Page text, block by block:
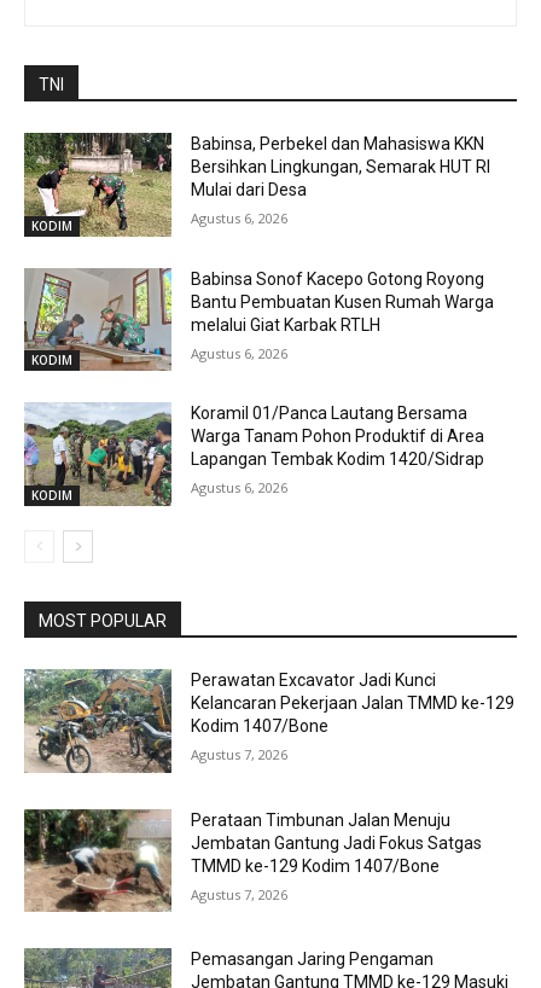
TNI
KODIM
Babinsa, Perbekel dan Mahasiswa KKN
Bersihkan Lingkungan, Semarak HUT RI
Mulai dari Desa
Agustus 6, 2026
KODIM
Babinsa Sonof Kacepo Gotong Royong
Bantu Pembuatan Kusen Rumah Warga
melalui Giat Karbak RTLH
Agustus 6, 2026
KODIM
Koramil 01/Panca Lautang Bersama
Warga Tanam Pohon Produktif di Area
Lapangan Tembak Kodim 1420/Sidrap
Agustus 6, 2026
MOST POPULAR
Perawatan Excavator Jadi Kunci
Kelancaran Pekerjaan Jalan TMMD ke-129
Kodim 1407/Bone
Agustus 7, 2026
Perataan Timbunan Jalan Menuju
Jembatan Gantung Jadi Fokus Satgas
TMMD ke-129 Kodim 1407/Bone
Agustus 7, 2026
Pemasangan Jaring Pengaman
Jembatan Gantung TMMD ke-129 Masuki